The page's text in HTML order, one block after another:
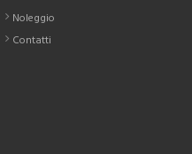
Noleggio
Contatti